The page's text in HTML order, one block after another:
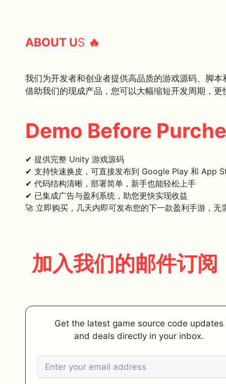
ABOUT US 🔥
我们为开发者和创业者提供高品质的游戏源码、脚
借助我们的现成产品，您可以大幅缩短开发周期，
Demo Before
✔ 提供完整 Unity 游戏源码
✔ 支持快速换皮，可直接发布到 Google Play 和 App
✔ 代码结构清晰，部署简单，新手也能轻松上手
✔ 已集成广告与盈利系统，助您更快实现收益
🚀 立即购买，几天内即可发布您的下一款盈利手游，无
加入我们的邮件订阅
Get the latest game source code updates
and deals directly in your inbox.